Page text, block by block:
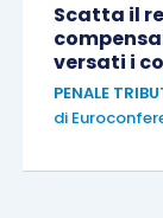
Scatta il
versati i
PENALE
di